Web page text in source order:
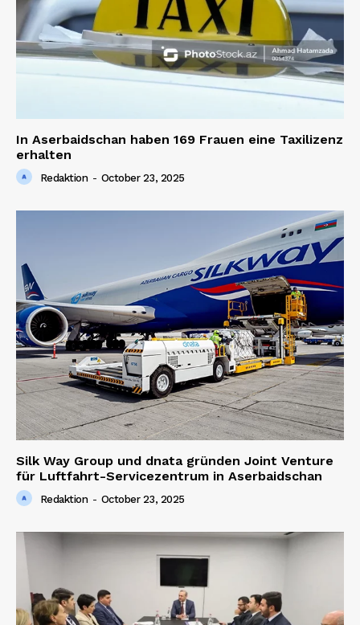
In Aserbaidschan haben 169 Frauen eine Taxilizenz
erhalten
Redaktion - October 23, 2025
Silk Way Group und dnata gründen Joint Venture
für Luftfahrt-Servicezentrum in Aserbaidschan
Redaktion - October 23, 2025